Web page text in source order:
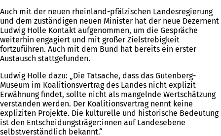
Auch mit der neuen rheinland-pfälzischen Landesregierung
und dem zuständigen neuen Minister hat der neue Dezernent
Ludwig Holle Kontakt aufgenommen, um die Gespräche
weiterhin engagiert und mit großer Zielstrebigkeit
fortzuführen. Auch mit dem Bund hat bereits ein erster
Austausch stattgefunden.
Ludwig Holle dazu: „Die Tatsache, dass das Gutenberg-
Museum im Koalitionsvertrag des Landes nicht explizit
Erwähnung findet, sollte nicht als mangelnde Wertschätzung
verstanden werden. Der Koalitionsvertrag nennt keine
expliziten Projekte. Die kulturelle und historische Bedeutung
ist den Entscheidungsträger:innen auf Landesebene
selbstverständlich bekannt.“